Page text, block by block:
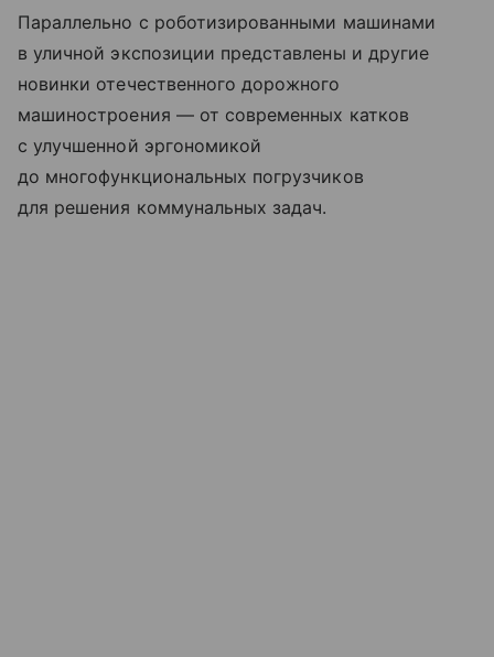
Параллельно с роботизированными машинами
в уличной экспозиции представлены и другие
новинки отечественного дорожного
машиностроения — от современных катков
с улучшенной эргономикой
до многофункциональных погрузчиков
для решения коммунальных задач.